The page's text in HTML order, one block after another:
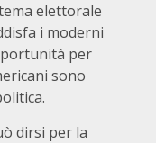
elettorale
i moderni
per
sono
dirsi per la